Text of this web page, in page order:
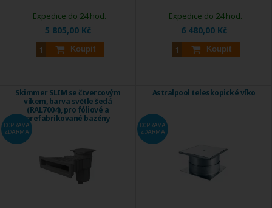
5 805,00 Kč
Koupit
Expedice do 24 hod.
6 480,00 Kč
Koupit
Expedice do 24 hod.
Skimmer SLIM se čtvercovým
víkem, barva světle šedá
(RAL7004), pro fóliové a
prefabrikované bazény
DOPRAVA
ZDARMA
Astralpool teleskopické víko
DOPRAVA
ZDARMA